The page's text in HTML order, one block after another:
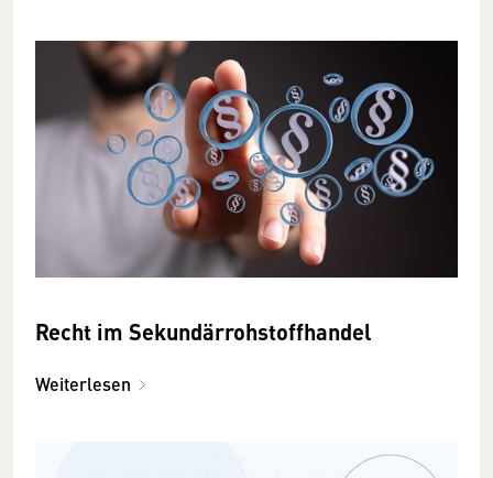
Recht im Sekundärrohstoffhandel
Weiterlesen